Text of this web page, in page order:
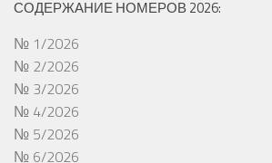
СОДЕРЖАНИЕ НОМЕРОВ 2026:
№ 1/2026
№ 2/2026
№ 3/2026
№ 4/2026
№ 5/2026
№ 6/2026